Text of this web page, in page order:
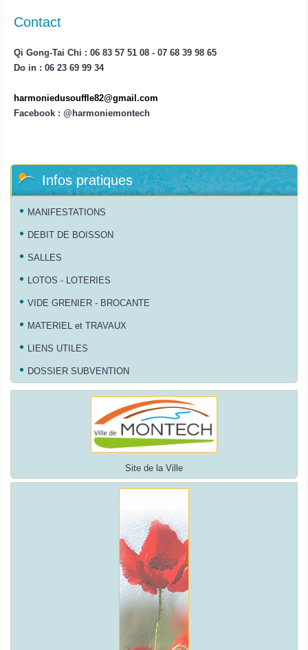
Contact
Qi Gong-Tai Chi : 06 83 57 51 08 - 07 68 39 98 65
Do in : 06 23 69 99 34
harmoniedusouffle82@gmail.com
Facebook : @harmoniemontech
Infos pratiques
MANIFESTATIONS
DEBIT DE BOISSON
SALLES
LOTOS - LOTERIES
VIDE GRENIER - BROCANTE
MATERIEL et TRAVAUX
LIENS UTILES
DOSSIER SUBVENTION
Site de la Ville